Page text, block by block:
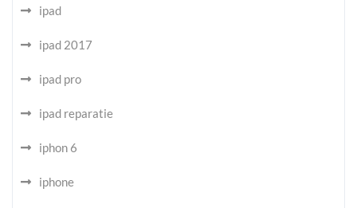
ipad
ipad 2017
ipad pro
ipad reparatie
iphon 6
iphone